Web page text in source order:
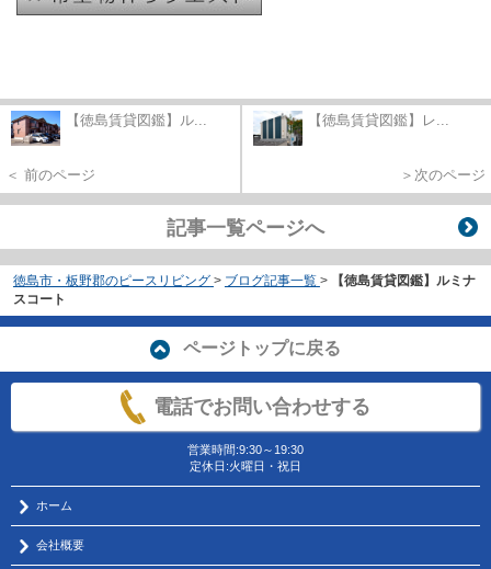
【徳島賃貸図鑑】ル...
＜ 前のページ
【徳島賃貸図鑑】レ...
＞次のページ
記事一覧ページへ
徳島市・板野郡のピースリビング > ブログ記事一覧 >
【徳島賃貸図鑑】ルミナ
スコート
ページトップに戻る
電話でお問い合わせする
営業時間:9:30～19:30
定休日:火曜日・祝日
ホーム
会社概要